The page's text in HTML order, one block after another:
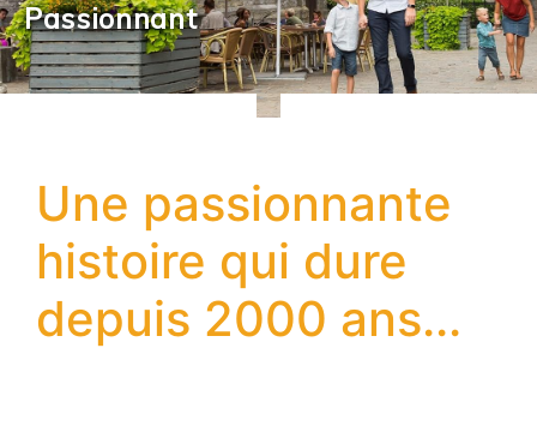
Passionnant
Une passionnante
histoire qui dure
depuis 2000 ans...